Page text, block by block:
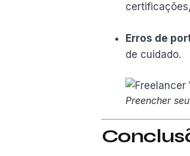
Erros de
de cuidado.
Preencher